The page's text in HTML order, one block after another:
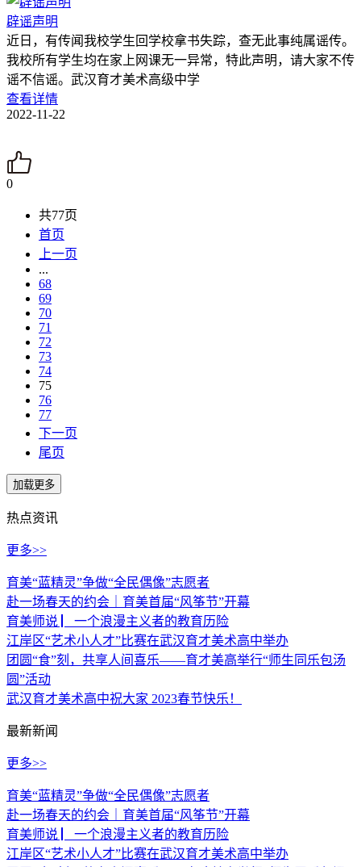
辟谣声明
近日，有传闻我校学生回学校拿书失踪，查无此事纯属谣传。
我校所有学生均在家上网课无一异常，特此声明，请大家不传
谣不信谣。武汉育才美术高级中学
查看详情
2022-11-22
0
共77页
首页
上一页
...
68
69
70
71
72
73
74
75
76
77
下一页
尾页
热点资讯
更多>>
育美“蓝精灵”争做“全民偶像”志愿者
赴一场春天的约会｜育美首届“风筝节”开幕
育美师说 ▏一个浪漫主义者的教育历险
江岸区“艺术小人才”比赛在武汉育才美术高中举办
团圆“食”刻，共享人间喜乐——育才美高举行“师生同乐包汤
圆”活动
武汉育才美术高中祝大家 2023春节快乐！
最新新闻
更多>>
育美“蓝精灵”争做“全民偶像”志愿者
赴一场春天的约会｜育美首届“风筝节”开幕
育美师说 ▏一个浪漫主义者的教育历险
江岸区“艺术小人才”比赛在武汉育才美术高中举办